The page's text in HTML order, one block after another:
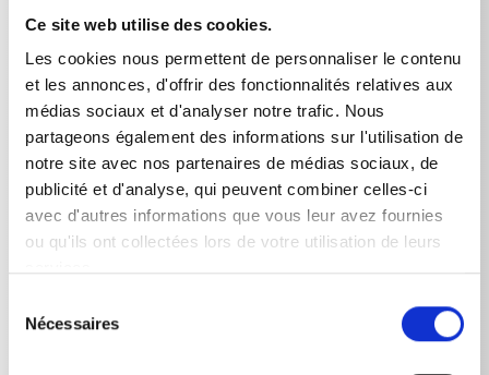
Ce site web utilise des cookies.
Les cookies nous permettent de personnaliser le contenu
et les annonces, d'offrir des fonctionnalités relatives aux
médias sociaux et d'analyser notre trafic. Nous
partageons également des informations sur l'utilisation de
notre site avec nos partenaires de médias sociaux, de
publicité et d'analyse, qui peuvent combiner celles-ci
avec d'autres informations que vous leur avez fournies
ou qu'ils ont collectées lors de votre utilisation de leurs
Nécessaires
DONNÉES TECHNIQUES
Poids
buse rotative turbo 05 sans lance
0,6892kg